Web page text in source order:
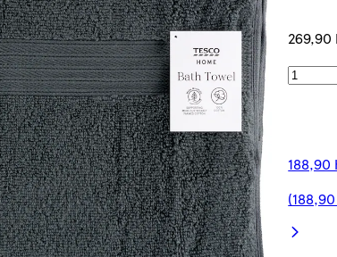
269,90
188,90